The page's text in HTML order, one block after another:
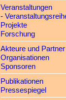
Veranstaltungen
-
Projekte
Forschung
Akteure und Partner
Organisationen
Sponsoren
Publikationen
Pressespiegel